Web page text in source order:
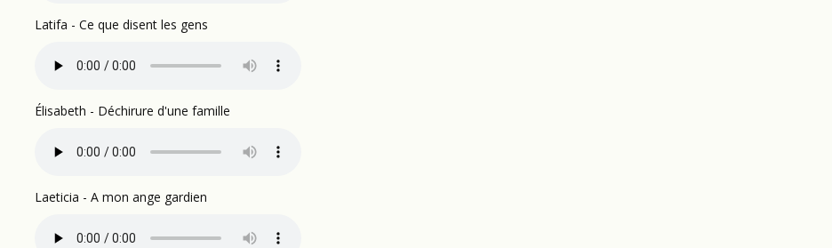
Latifa - Ce que disent les gens
Élisabeth - Déchirure d'une famille
Laeticia - A mon ange gardien